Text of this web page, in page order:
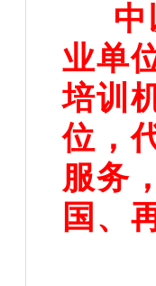
业单
培训
位，
服务
国、